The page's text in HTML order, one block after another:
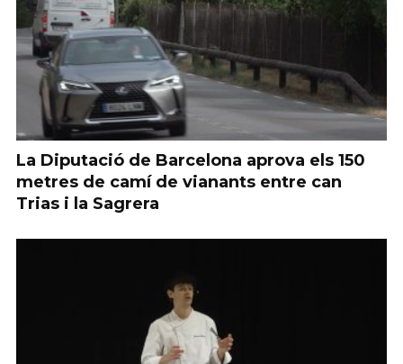
La Diputació de Barcelona aprova els 150
metres de camí de vianants entre can
Trias i la Sagrera